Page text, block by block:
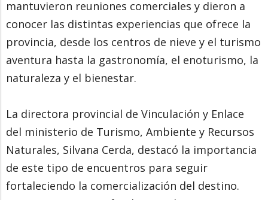
mantuvieron reuniones comerciales y dieron a
conocer las distintas experiencias que ofrece la
provincia, desde los centros de nieve y el turismo
aventura hasta la gastronomía, el enoturismo, la
naturaleza y el bienestar.
La directora provincial de Vinculación y Enlace
del ministerio de Turismo, Ambiente y Recursos
Naturales, Silvana Cerda, destacó la importancia
de este tipo de encuentros para seguir
fortaleciendo la comercialización del destino.